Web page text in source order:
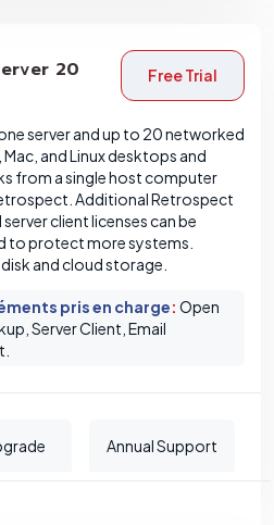
20 Free Trial
server and up to 20 networked
and Linux desktops and
from a single host computer
Additional Retrospect
client licenses can be
to protect more systems.
and cloud storage.
pris en charge: Open
Server Client, Email
Annual Support